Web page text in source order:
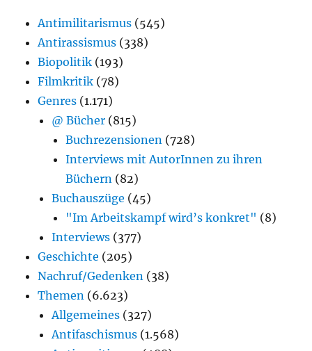
Antimilitarismus (545)
Antirassismus (338)
Biopolitik (193)
Filmkritik (78)
Genres (1.171)
@ Bücher (815)
Buchrezensionen (728)
Interviews mit AutorInnen zu ihren
Büchern (82)
Buchauszüge (45)
"Im Arbeitskampf wird’s konkret" (8)
Interviews (377)
Geschichte (205)
Nachruf/Gedenken (38)
Themen (6.623)
Allgemeines (327)
Antifaschismus (1.568)